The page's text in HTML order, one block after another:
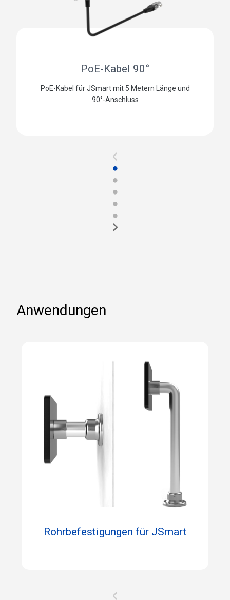
PoE-Kabel 90°
PoE-Kabel für JSmart mit 5 Metern Länge und
90°-Anschluss
<
●
●
●
●
●
>
Anwendungen
Rohrbefestigungen für JSmart